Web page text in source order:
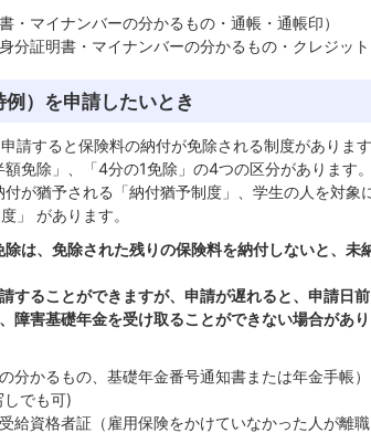
・マイナンバーの分かるもの・通帳・通帳印）
分証明書・マイナンバーの分かるもの・クレジット
）を申請したいとき
請すると保険料の納付が免除される制度があります
免除」、「4分の1免除」の4つの区分があります。
が猶予される「納付猶予制度」、学生の人を対象
」 があります。
は、免除された残りの保険料を納付しないと、未
することができますが、申請が遅れると、申請日
障害基礎年金を受け取ることができない場合があ
分かるもの、基礎年金番号通知書または年金手帳）
でも可)
給資格者証（雇用保険をかけていなかった人が離